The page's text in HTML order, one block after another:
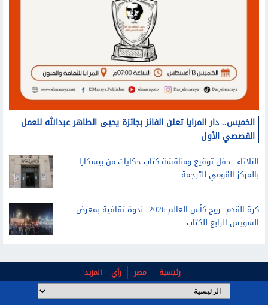
الخميس.. دار المرايا تعلن الفائز بجائزة يحيى الطاهر عبدالله للعمل
القصصي الأول
الثلاثاء.. حفل توقيع ومناقشة كتاب حكايات من بيسكارا
بالمركز القومي للترجمة
كرة القدم.. روح كأس العالم 2026.. ندوة ثقافية بمعرض
السويس الرابع للكتاب
رئيسية مصر رأي المزيد